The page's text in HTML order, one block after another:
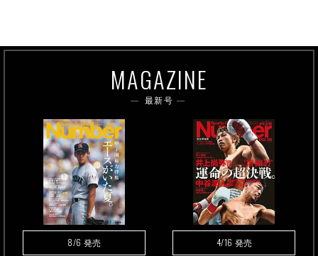
MAGAZINE
最新号
8/6 発売 4/16 発売